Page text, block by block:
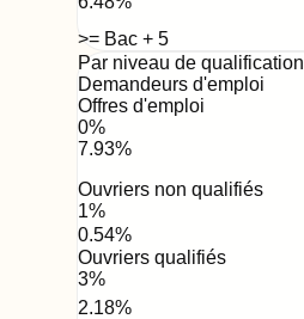
>= Bac + 5
Par niveau de qualification
Demandeurs d'emploi
Offres d'emploi
0%
7.93%
Ouvriers non qualifiés
1%
0.54%
Ouvriers qualifiés
3%
2.18%